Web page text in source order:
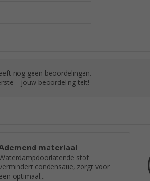
nog geen beoordelingen.
– jouw beoordeling telt!
materiaal
stof
condensatie, zorgt voor
een optimaal...